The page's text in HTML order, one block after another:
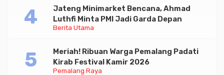
Berita Utama
Jateng Minimarket Bencana, Ahmad
Luthfi Minta PMI Jadi Garda Depan
Pemalang Raya
Meriah! Ribuan Warga Pemalang Padati
Kirab Festival Kamir 2026